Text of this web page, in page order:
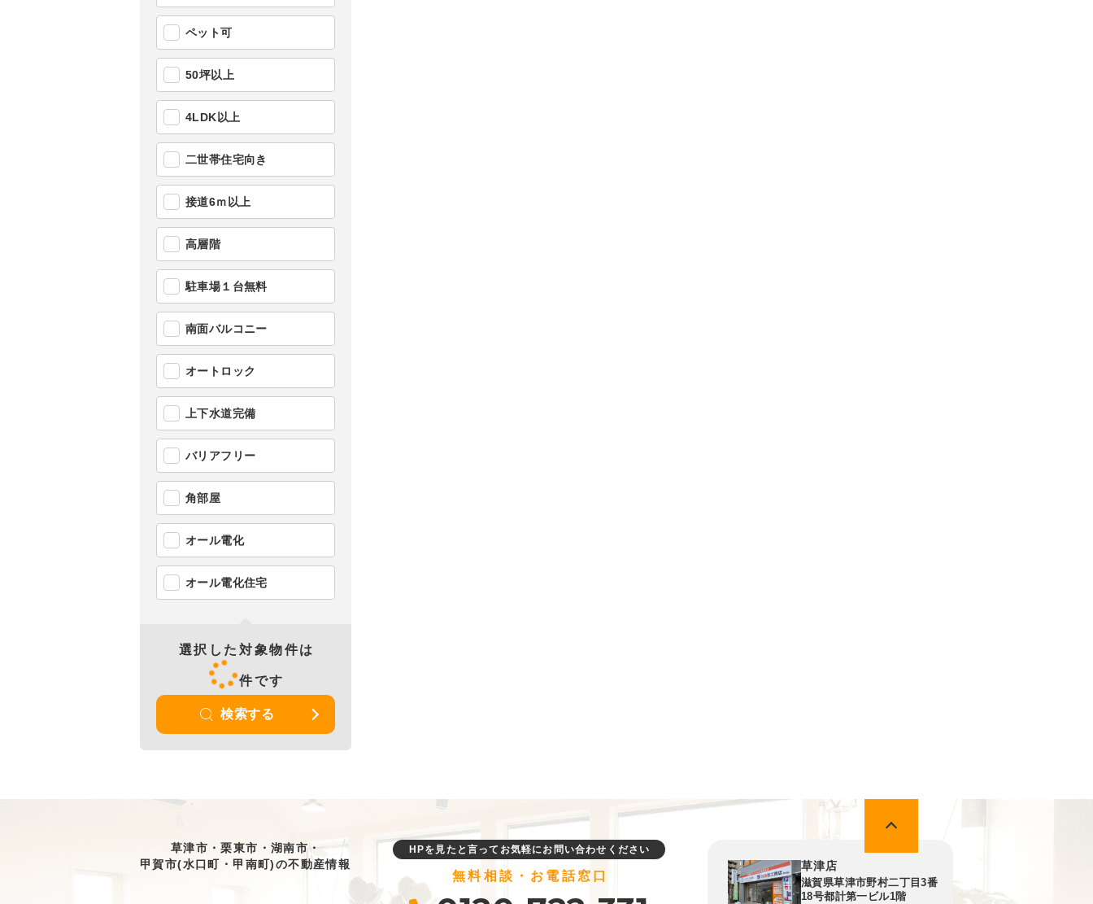
ペット可
50坪以上
4LDK以上
二世帯住宅向き
接道6ｍ以上
高層階
駐車場１台無料
南面バルコニー
オートロック
上下水道完備
バリアフリー
角部屋
オール電化
オール電化住宅
選択した対象物件は
件です
検索する
草津市・栗東市・湖南市・
甲賀市(水口町・甲南町)の不動産情報
HPを見たと言ってお気軽にお問い合わせください
無料相談・お電話窓口
草津店
滋賀県草津市野村二丁目3番
18号都計第一ビル1階